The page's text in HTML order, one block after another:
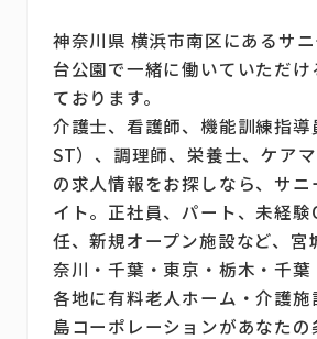
神奈川県 横浜市南区にあるサ
台公園で一緒に働いていただけ
ております。
介護士、看護師、機能訓練指導
ST）、調理師、栄養士、ケア
の求人情報をお探しなら、サニ
イト。正社員、パート、未経験
任、新規オープン施設など、宮
奈川・千葉・東京・栃木・千葉
各地に有料老人ホーム・介護施
島コーポレーションがあなたの